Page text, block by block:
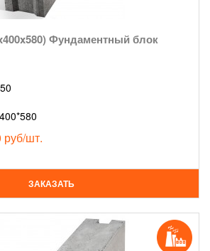
Фундаментный блок
руб/шт.
ЗАКАЗАТЬ